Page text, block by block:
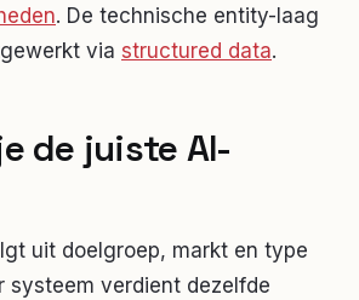
. De technische entity-laag
via structured data.
de juiste AI-
uit doelgroep, markt en type
systeem verdient dezelfde